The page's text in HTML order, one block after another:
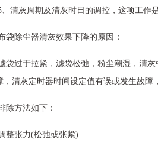
、清灰周期及清灰时日的调控，这项工作
袋除尘器清灰效果下降的原因：
袋过于拉紧，滤袋松弛，粉尘潮湿，清
，清灰定时器时间设定值有误或发生故障
除方法如下：
整张力(松弛或张紧)